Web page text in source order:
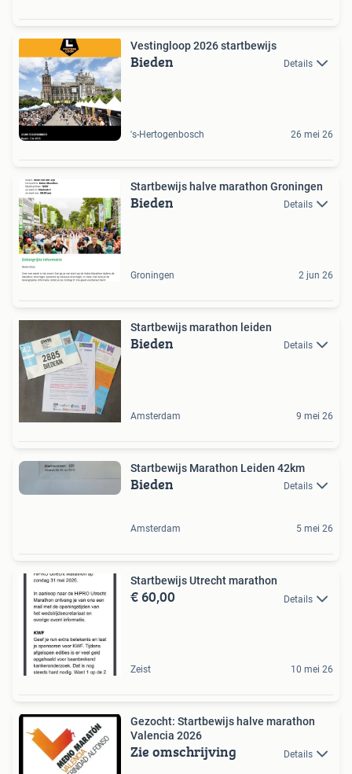
Vestingloop 2026 startbewijs
Bieden Details
's-Hertogenbosch 26 mei 26
Startbewijs halve marathon Groningen
Bieden Details
Groningen 2 jun 26
Startbewijs marathon leiden
Bieden Details
Amsterdam 9 mei 26
Startbewijs Marathon Leiden 42km
Bieden Details
Amsterdam 5 mei 26
Startbewijs Utrecht marathon
€ 60,00 Details
Zeist 10 mei 26
Gezocht: Startbewijs halve marathon
Valencia 2026
Zie omschrijving Details